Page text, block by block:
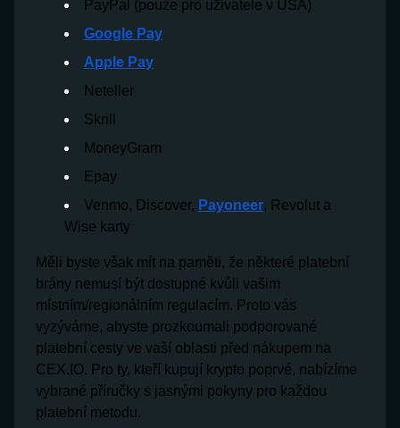
PayPal (pouze pro uživatele v USA)
Google Pay
Apple Pay
Neteller
Skrill
MoneyGram
Epay
Venmo, Discover, Payoneer, Revolut a
Wise karty
Měli byste však mít na paměti, že některé platební
brány nemusí být dostupné kvůli vašim
místním/regionálním regulacím. Proto vás
vyzýváme, abyste prozkoumali podporované
platební cesty ve vaší oblasti před nákupem na
CEX.IO. Pro ty, kteří kupují krypto poprvé, nabízíme
vybrané příručky s jasnými pokyny pro každou
platební metodu.